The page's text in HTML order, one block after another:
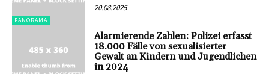
PANORAMA
20.08.2025
Alarmierende Zahlen: Polizei erfasst
18.000 Fälle von sexualisierter
Gewalt an Kindern und Jugendlichen
in 2024